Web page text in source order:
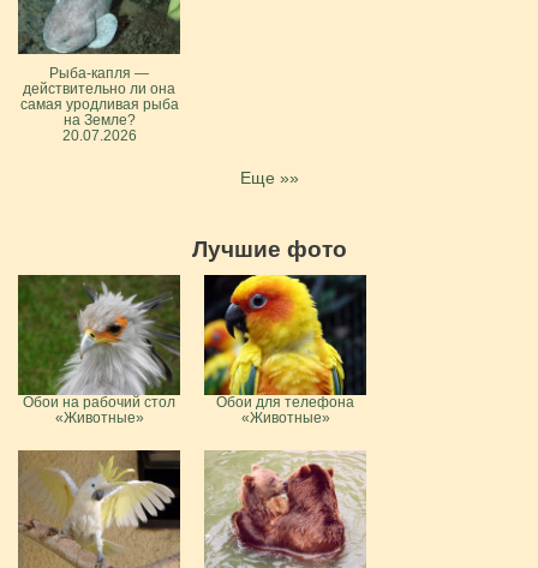
Рыба-капля —
действительно ли она
самая уродливая рыба
на Земле?
20.07.2026
Еще »»
Лучшие фото
Обои на рабочий стол
«Животные»
Обои для телефона
«Животные»